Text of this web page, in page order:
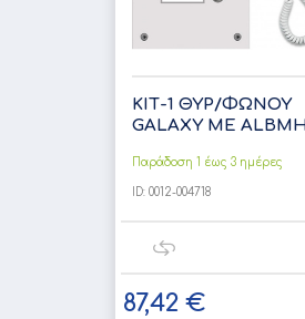
ΚΙΤ-1 ΘΥΡ/ΦΩΝΟΥ
GALΑXY ΜΕ
Παράδοση 1 έως 3 ημέρες
ID: 0012-004718
87,42 €